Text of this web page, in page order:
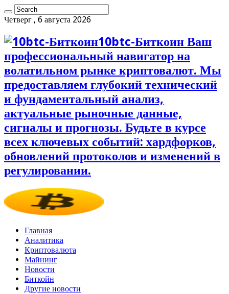
Четверг , 6 августа 2026
10btc-Биткоин Ваш
профессиональный навигатор на
волатильном рынке криптовалют. Мы
предоставляем глубокий технический
и фундаментальный анализ,
актуальные рыночные данные,
сигналы и прогнозы. Будьте в курсе
всех ключевых событий: хардфорков,
обновлений протоколов и изменений в
регулировании.
Главная
Аналитика
Криптовалюта
Майнинг
Новости
Биткойн
Другие новости